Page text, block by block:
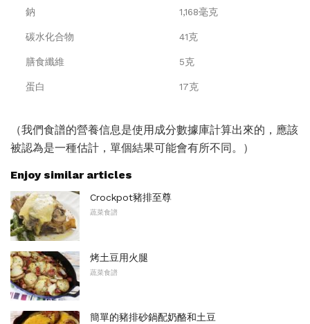
鈉 1,168毫克
碳水化合物 41克
膳食纖維 5克
蛋白 17克
（我們食譜的營養信息是使用成分數據庫計算出來的，應該
被認為是一種估計，單個結果可能會有所不同。）
Enjoy similar articles
Crockpot豬排至尊
蔬菜食譜
烤土豆用火腿
蔬菜食譜
簡單的豬排砂鍋配奶酪和土豆